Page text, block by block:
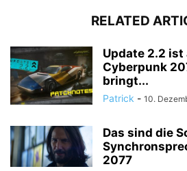
RELATED
Update 2.2
Cyberpunk
bringt...
Patrick - 10.
Das sind die
2077